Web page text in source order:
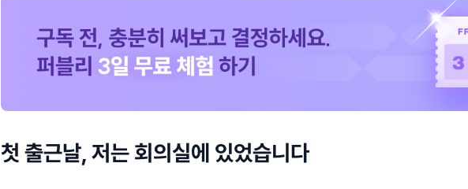
첫 출근날, 저는 회의실에 있었습니다